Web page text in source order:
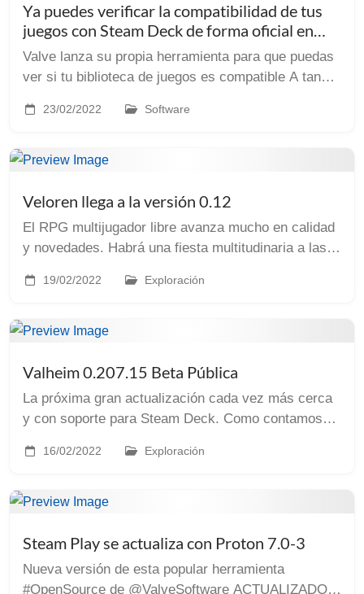
Ya puedes verificar la compatibilidad de tus
juegos con Steam Deck de forma oficial en
Steam
Valve lanza su propia herramienta para que puedas
ver si tu biblioteca de juegos es compatible A tan
Valve va a marchas forzadas puliendo todo lo rela...
23/02/2022 Software
Veloren llega a la versión 0.12
El RPG multijugador libre avanza mucho en calidad
y novedades. Habrá una fiesta multitudinaria a las
¡Te esperamos! Tenemos nueva versión de Velo...
19/02/2022 Exploración
Valheim 0.207.15 Beta Pública
La próxima gran actualización cada vez más cerca
y con soporte para Steam Deck. Como contamos
Valheim la próxima gran actualización del juego
16/02/2022 Exploración
Steam Play se actualiza con Proton 7.0-3
Nueva versión de esta popular herramienta
#OpenSource de @ValveSoftware ACTUALIZADO